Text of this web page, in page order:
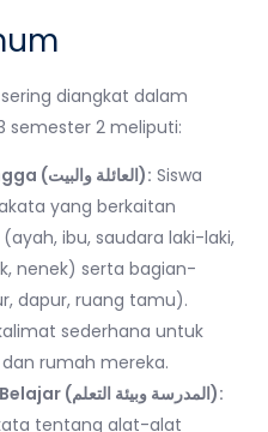
diangkat dalam
semester 2 meliputi:
Keluarga dan Rumah Tangga (العائلة والبيت): Siswa
yang berkaitan
ibu, saudara laki-laki,
nenek) serta bagian-
dapur, ruang tamu).
sederhana untuk
rumah mereka.
Sekolah dan Lingkungan Belajar (المدرسة وبيئة التعلم):
tentang alat-alat